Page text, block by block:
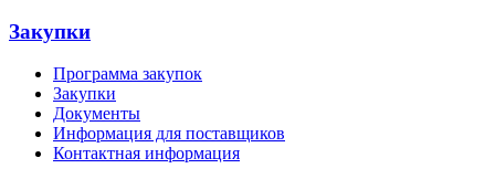
Закупки
Программа закупок
Закупки
Документы
Информация для поставщиков
Контактная информация